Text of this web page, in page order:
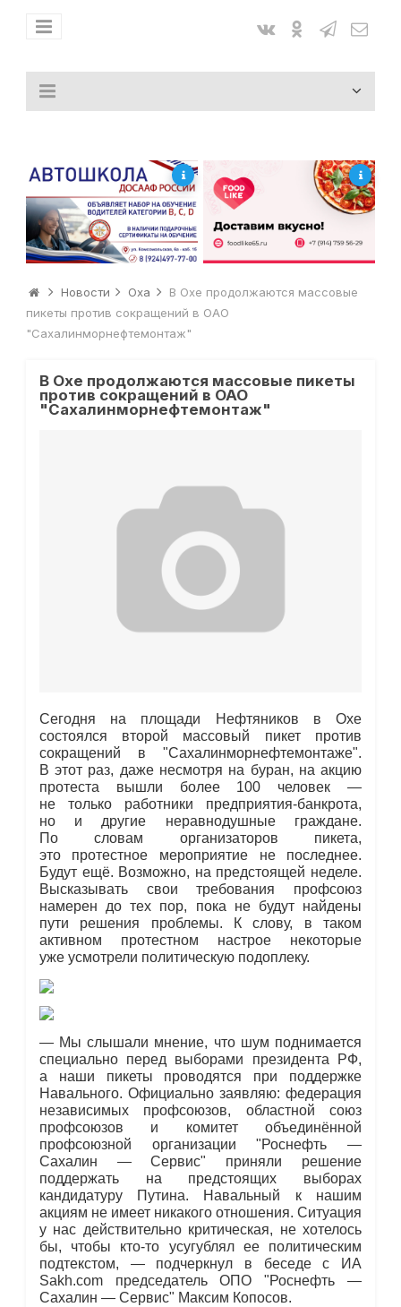
Новости Оха
В Охе продолжаются массовые
пикеты против сокращений в ОАО
"Сахалинморнефтемонтаж"
В Охе продолжаются массовые пикеты
против сокращений в ОАО
"Сахалинморнефтемонтаж"
Сегодня на площади Нефтяников в Охе
состоялся второй массовый пикет против
сокращений в "Сахалинморнефтемонтаже".
В этот раз, даже несмотря на буран, на акцию
протеста вышли более 100 человек —
не только работники предприятия-банкрота,
но и другие неравнодушные граждане.
По словам организаторов пикета,
это протестное мероприятие не последнее.
Будут ещё. Возможно, на предстоящей неделе.
Высказывать свои требования профсоюз
намерен до тех пор, пока не будут найдены
пути решения проблемы. К слову, в таком
активном протестном настрое некоторые
уже усмотрели политическую подоплеку.
— Мы слышали мнение, что шум поднимается
специально перед выборами президента РФ,
а наши пикеты проводятся при поддержке
Навального. Официально заявляю: федерация
независимых профсоюзов, областной союз
профсоюзов и комитет объединённой
профсоюзной организации "Роснефть —
Сахалин — Сервис" приняли решение
поддержать на предстоящих выборах
кандидатуру Путина. Навальный к нашим
акциям не имеет никакого отношения. Ситуация
у нас действительно критическая, не хотелось
бы, чтобы кто-то усугублял ее политическим
подтекстом, — подчеркнул в беседе с ИА
Sakh.com председатель ОПО "Роснефть —
Сахалин — Сервис" Максим Копосов.